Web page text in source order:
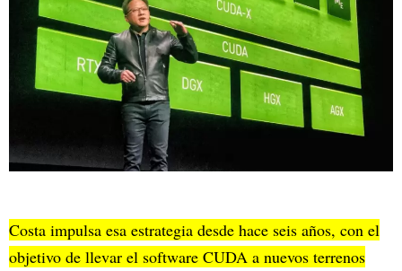
Costa impulsa esa estrategia desde hace seis años, con el
objetivo de llevar el software CUDA a nuevos terrenos